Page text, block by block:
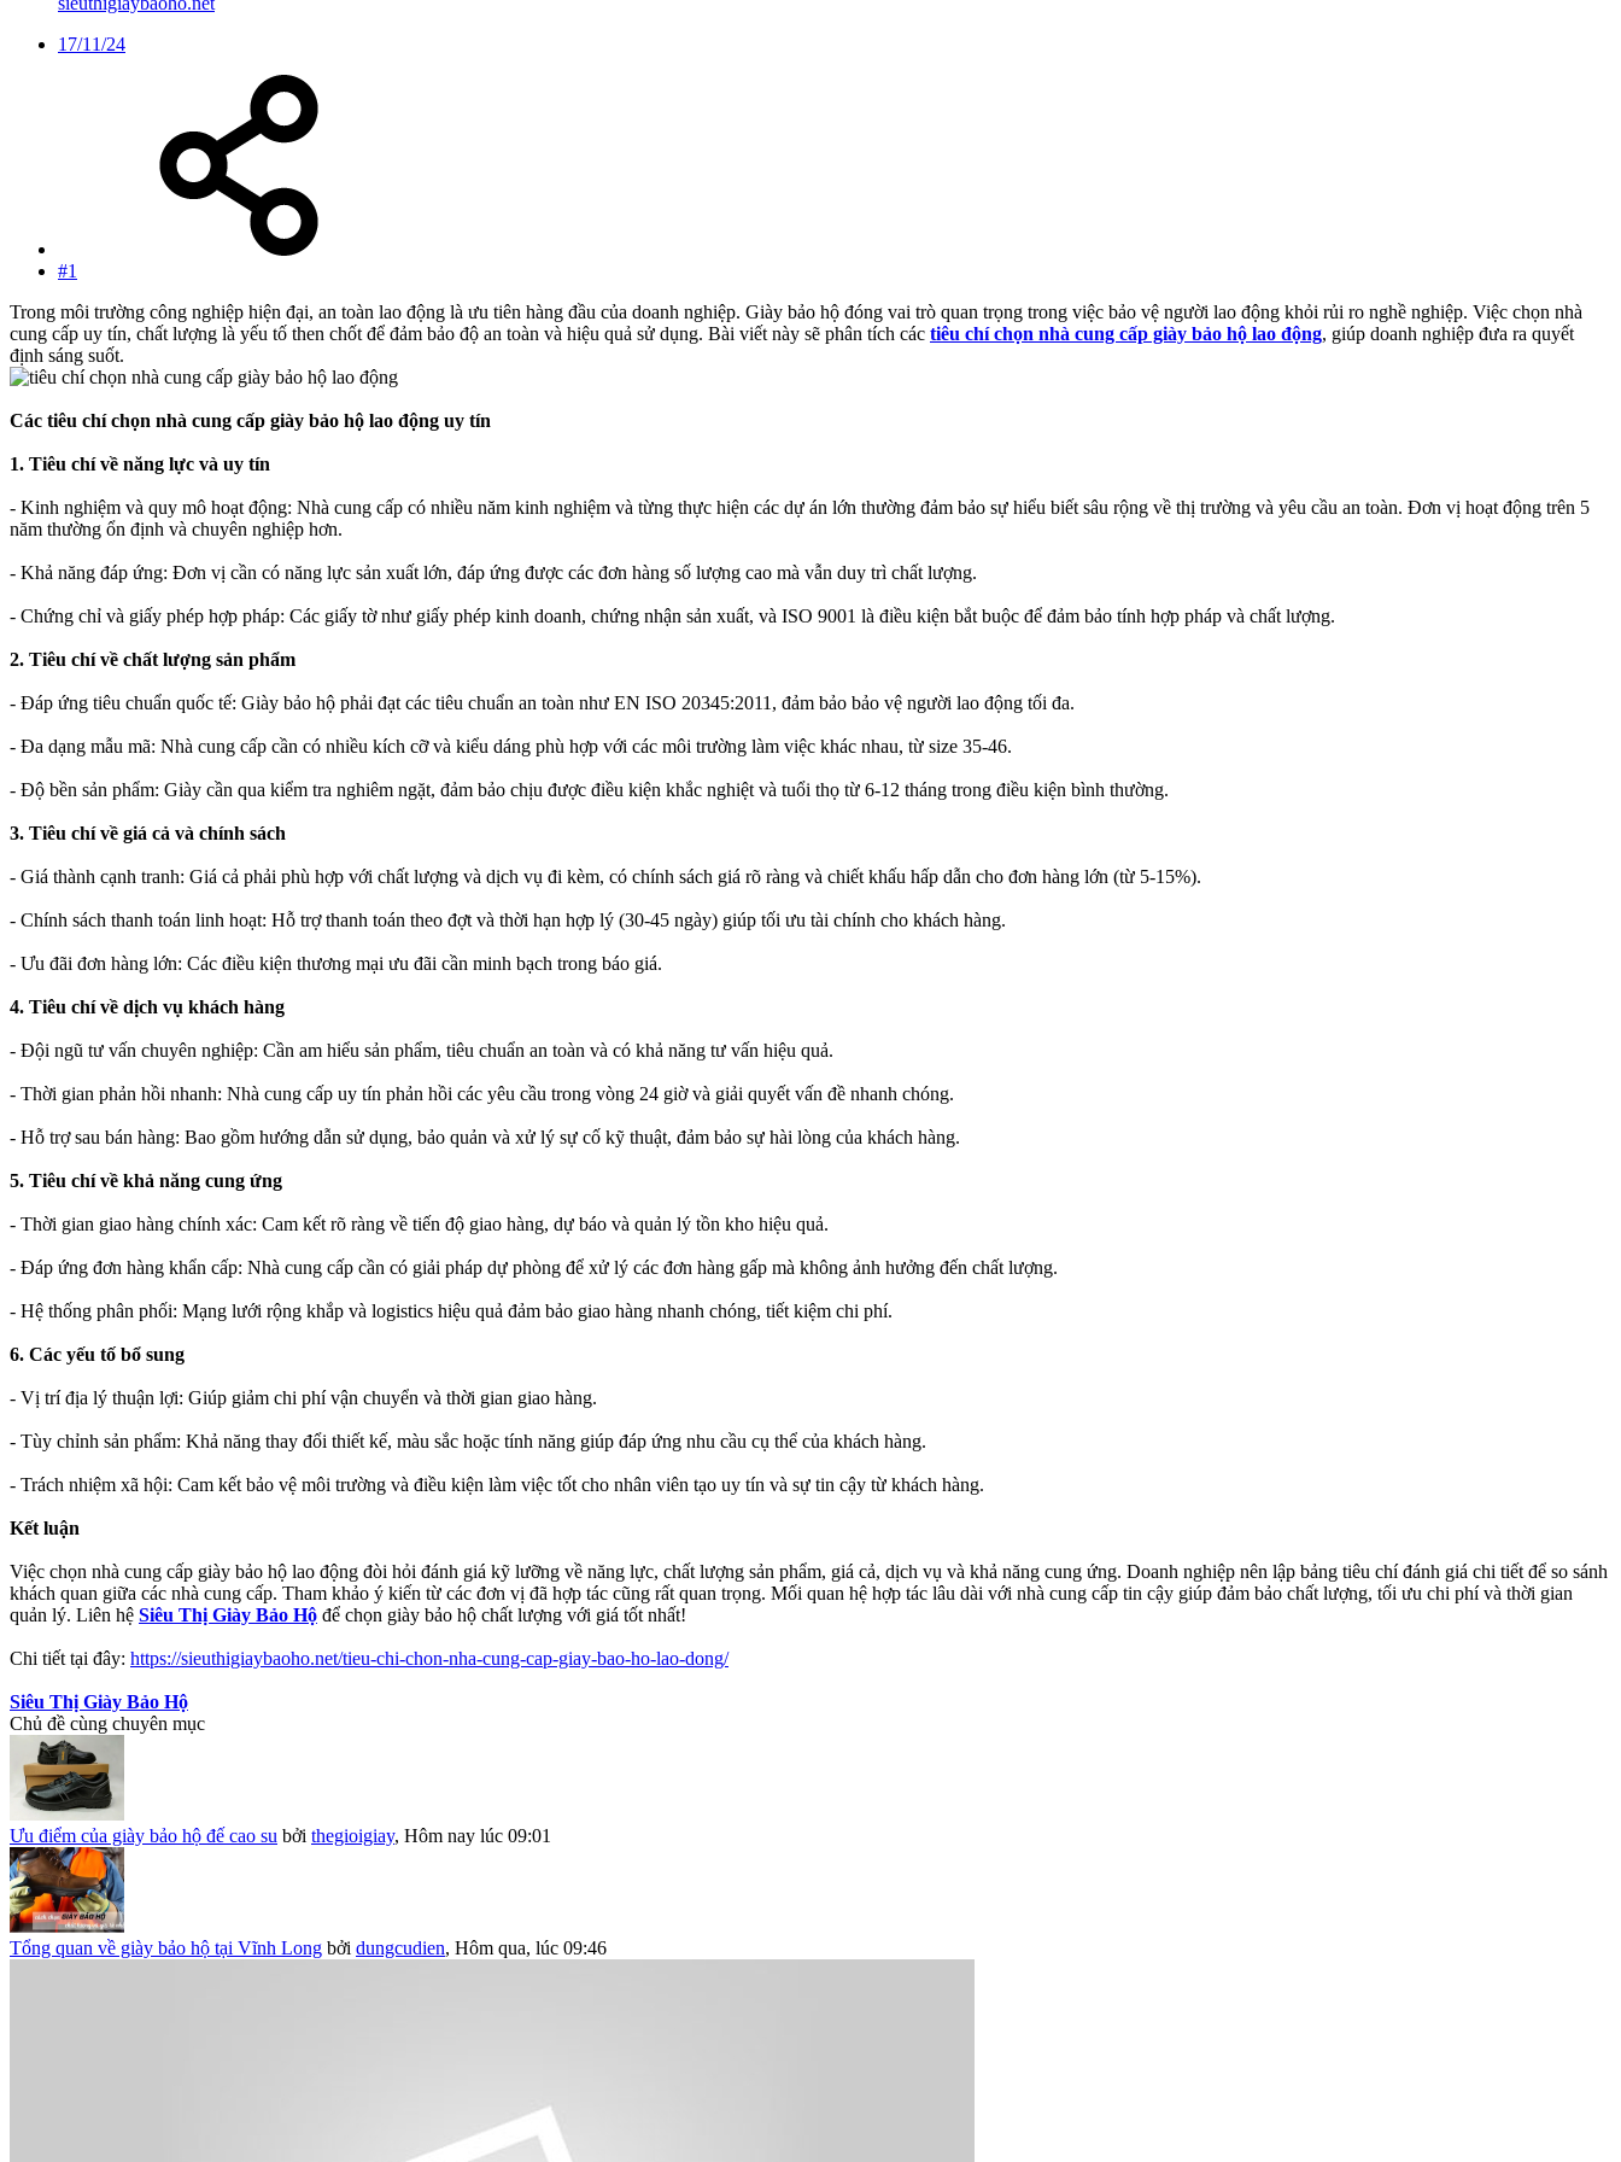
17/11/24
#1
Trong môi trường công nghiệp hiện đại, an toàn lao động là ưu tiên hàng đầu của doanh nghiệp. Giày bảo hộ đóng vai trò quan trọng trong việc bảo vệ người lao động khỏi rủi ro nghề nghiệp. Việc chọn nhà
cung cấp uy tín, chất lượng là yếu tố then chốt để đảm bảo độ an toàn và hiệu quả sử dụng. Bài viết này sẽ phân tích các tiêu chí chọn nhà cung cấp giày bảo hộ lao động, giúp doanh nghiệp đưa ra quyết
định sáng suốt.
Các tiêu chí chọn nhà cung cấp giày bảo hộ lao động uy tín
1. Tiêu chí về năng lực và uy tín
- Kinh nghiệm và quy mô hoạt động: Nhà cung cấp có nhiều năm kinh nghiệm và từng thực hiện các dự án lớn thường đảm bảo sự hiểu biết sâu rộng về thị trường và yêu cầu an toàn. Đơn vị hoạt động trên 5
năm thường ổn định và chuyên nghiệp hơn.
- Khả năng đáp ứng: Đơn vị cần có năng lực sản xuất lớn, đáp ứng được các đơn hàng số lượng cao mà vẫn duy trì chất lượng.
- Chứng chỉ và giấy phép hợp pháp: Các giấy tờ như giấy phép kinh doanh, chứng nhận sản xuất, và ISO 9001 là điều kiện bắt buộc để đảm bảo tính hợp pháp và chất lượng.
2. Tiêu chí về chất lượng sản phẩm
- Đáp ứng tiêu chuẩn quốc tế: Giày bảo hộ phải đạt các tiêu chuẩn an toàn như EN ISO 20345:2011, đảm bảo bảo vệ người lao động tối đa.
- Đa dạng mẫu mã: Nhà cung cấp cần có nhiều kích cỡ và kiểu dáng phù hợp với các môi trường làm việc khác nhau, từ size 35-46.
- Độ bền sản phẩm: Giày cần qua kiểm tra nghiêm ngặt, đảm bảo chịu được điều kiện khắc nghiệt và tuổi thọ từ 6-12 tháng trong điều kiện bình thường.
3. Tiêu chí về giá cả và chính sách
- Giá thành cạnh tranh: Giá cả phải phù hợp với chất lượng và dịch vụ đi kèm, có chính sách giá rõ ràng và chiết khấu hấp dẫn cho đơn hàng lớn (từ 5-15%).
- Chính sách thanh toán linh hoạt: Hỗ trợ thanh toán theo đợt và thời hạn hợp lý (30-45 ngày) giúp tối ưu tài chính cho khách hàng.
- Ưu đãi đơn hàng lớn: Các điều kiện thương mại ưu đãi cần minh bạch trong báo giá.
4. Tiêu chí về dịch vụ khách hàng
- Đội ngũ tư vấn chuyên nghiệp: Cần am hiểu sản phẩm, tiêu chuẩn an toàn và có khả năng tư vấn hiệu quả.
- Thời gian phản hồi nhanh: Nhà cung cấp uy tín phản hồi các yêu cầu trong vòng 24 giờ và giải quyết vấn đề nhanh chóng.
- Hỗ trợ sau bán hàng: Bao gồm hướng dẫn sử dụng, bảo quản và xử lý sự cố kỹ thuật, đảm bảo sự hài lòng của khách hàng.
5. Tiêu chí về khả năng cung ứng
- Thời gian giao hàng chính xác: Cam kết rõ ràng về tiến độ giao hàng, dự báo và quản lý tồn kho hiệu quả.
- Đáp ứng đơn hàng khẩn cấp: Nhà cung cấp cần có giải pháp dự phòng để xử lý các đơn hàng gấp mà không ảnh hưởng đến chất lượng.
- Hệ thống phân phối: Mạng lưới rộng khắp và logistics hiệu quả đảm bảo giao hàng nhanh chóng, tiết kiệm chi phí.
6. Các yếu tố bổ sung
- Vị trí địa lý thuận lợi: Giúp giảm chi phí vận chuyển và thời gian giao hàng.
- Tùy chỉnh sản phẩm: Khả năng thay đổi thiết kế, màu sắc hoặc tính năng giúp đáp ứng nhu cầu cụ thể của khách hàng.
- Trách nhiệm xã hội: Cam kết bảo vệ môi trường và điều kiện làm việc tốt cho nhân viên tạo uy tín và sự tin cậy từ khách hàng.
Kết luận
Việc chọn nhà cung cấp giày bảo hộ lao động đòi hỏi đánh giá kỹ lưỡng về năng lực, chất lượng sản phẩm, giá cả, dịch vụ và khả năng cung ứng. Doanh nghiệp nên lập bảng tiêu chí đánh giá chi tiết để so sánh
khách quan giữa các nhà cung cấp. Tham khảo ý kiến từ các đơn vị đã hợp tác cũng rất quan trọng. Mối quan hệ hợp tác lâu dài với nhà cung cấp tin cậy giúp đảm bảo chất lượng, tối ưu chi phí và thời gian
quản lý. Liên hệ Siêu Thị Giày Bảo Hộ để chọn giày bảo hộ chất lượng với giá tốt nhất!
Chi tiết tại đây: https://sieuthigiaybaoho.net/tieu-chi-chon-nha-cung-cap-giay-bao-ho-lao-dong/
Siêu Thị Giày Bảo Hộ
Chủ đề cùng chuyên mục
Ưu điểm của giày bảo hộ đế cao su bởi thegioigiay, Hôm nay lúc 09:01
Tổng quan về giày bảo hộ tại Vĩnh Long bởi dungcudien, Hôm qua, lúc 09:46